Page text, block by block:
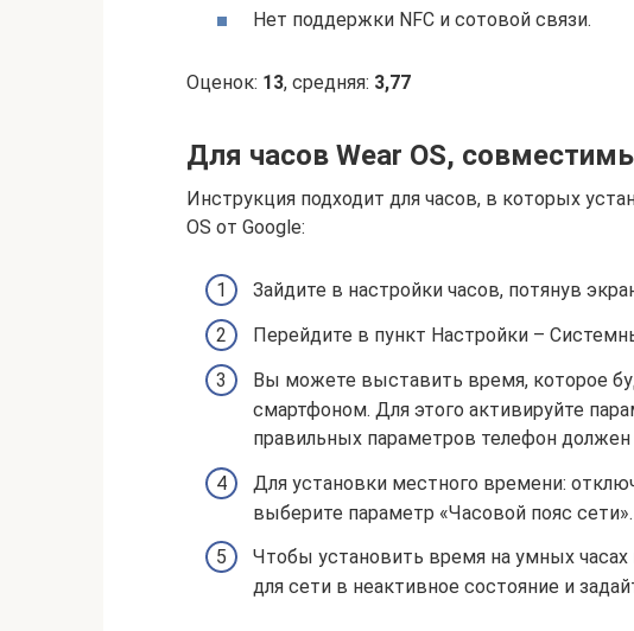
Нет поддержки NFC и сотовой связи.
Оценок: 13, средняя: 3,77
Для часов Wear OS,
Инструкция подходит для часов, в которых
OS от Google:
Зайдите в настройки часов, потянув
Перейдите в пункт Настройки –
Вы можете выставить время, которое
смартфоном. Для этого активируйте
правильных параметров телефон
Для установки местного времени:
выберите параметр «Часовой пояс сети».
Чтобы установить время на умных
для сети в неактивное состояние и